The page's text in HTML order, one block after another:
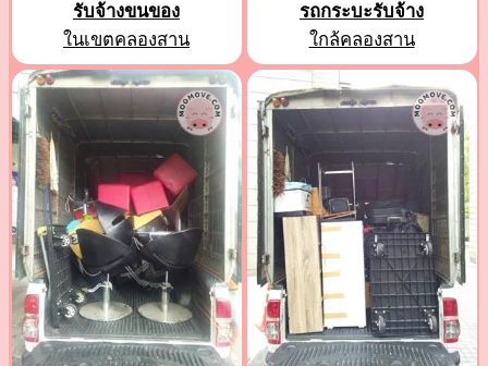
รับจ้างขนของ
ในเขตคลองสาน
รถกระบะรับจ้าง
ใกล้คลองสาน